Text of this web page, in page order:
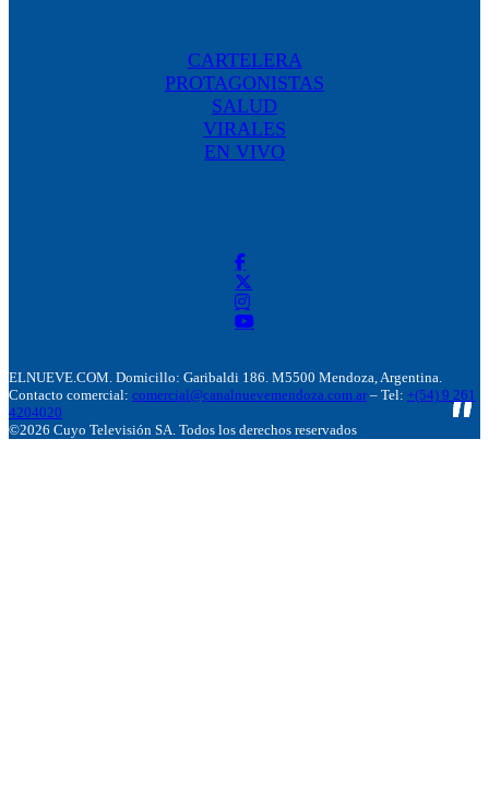
CARTELERA
PROTAGONISTAS
SALUD
VIRALES
EN VIVO
ELNUEVE.COM. Domicillo: Garibaldi 186. M5500 Mendoza, Argentina.
Contacto comercial: comercial@canalnuevemendoza.com.ar – Tel: +(54) 9 261
4204020
©2026 Cuyo Televisión SA. Todos los derechos reservados